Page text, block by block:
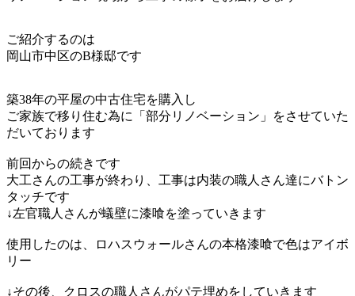
ご紹介するのは
岡山市中区のB様邸です
築38年の平屋の中古住宅を購入し
ご家族で移り住む為に「部分リノベーション」をさせていた
だいております
前回からの続きです
大工さんの工事が終わり、工事は内装の職人さん達にバトン
タッチです
↓左官職人さんが蟻壁に漆喰を塗っていきます
使用したのは、ロハスウォールさんの本格漆喰で色はアイボ
リー
↓その後、クロスの職人さんがパテ埋めをしていきます